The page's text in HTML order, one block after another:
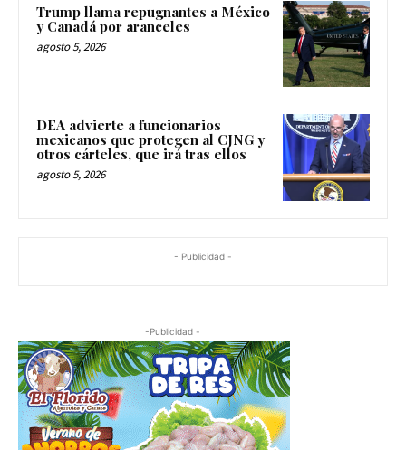
Trump llama repugnantes a México
y Canadá por aranceles
agosto 5, 2026
DEA advierte a funcionarios
mexicanos que protegen al CJNG y
otros cárteles, que irá tras ellos
agosto 5, 2026
- Publicidad -
-Publicidad -